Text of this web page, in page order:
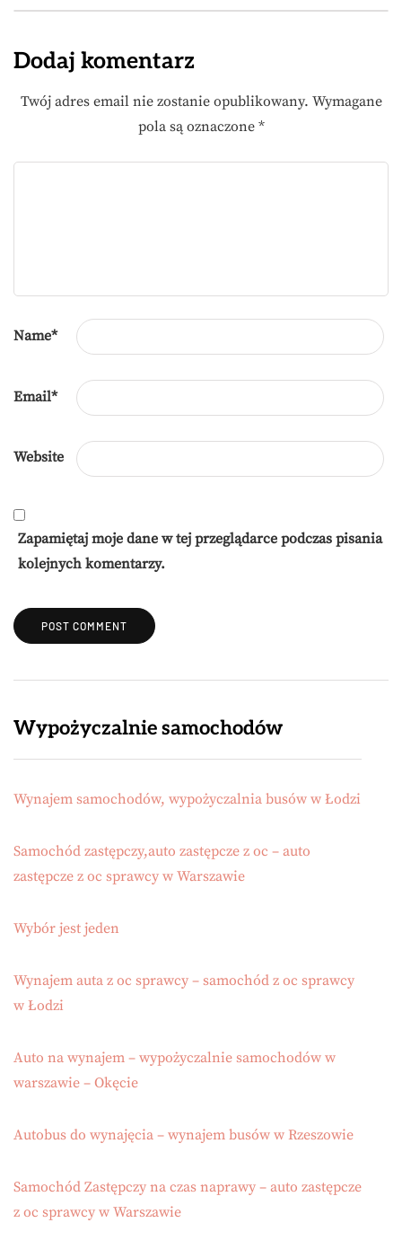
Dodaj komentarz
Twój adres email nie zostanie opublikowany. Wymagane
pola są oznaczone *
Name*
Email*
Website
Zapamiętaj moje dane w tej przeglądarce podczas pisania
kolejnych komentarzy.
Wypożyczalnie samochodów
Wynajem samochodów, wypożyczalnia busów w Łodzi
Samochód zastępczy,auto zastępcze z oc – auto
zastępcze z oc sprawcy w Warszawie
Wybór jest jeden
Wynajem auta z oc sprawcy – samochód z oc sprawcy
w Łodzi
Auto na wynajem – wypożyczalnie samochodów w
warszawie – Okęcie
Autobus do wynajęcia – wynajem busów w Rzeszowie
Samochód Zastępczy na czas naprawy – auto zastępcze
z oc sprawcy w Warszawie